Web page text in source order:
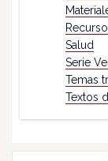
Salud
Serie
Temas
Textos